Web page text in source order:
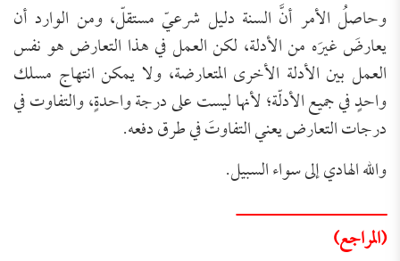
وحاصلُ الأمر أنَّ السنة دليل شرعيّ مستقلّ، ومن الوارد أن
يعارضَ غيرَه من الأدلة، لكن العمل في هذا التعارض هو نفس
العمل بين الأدلة الأخرى المتعارضة، ولا يمكن انتهاج مسلك
واحدٍ في جميع الأدلّة؛ لأنها ليست على درجة واحدةٍ، والتفاوت في
درجات التعارض يعني التفاوتَ في طرق دفعه.
والله الهادي إلى سواء السبيل.
ــــــــــــــــــــــــــــ
(المراجع)